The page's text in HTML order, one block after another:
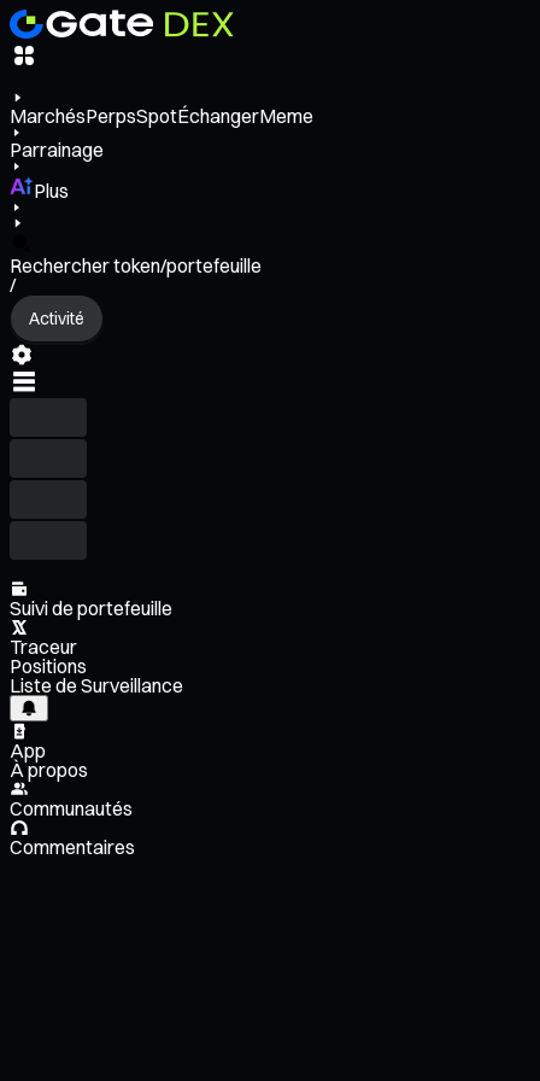
MarchésPerpsSpotÉchangerMeme
Parrainage
Plus
Rechercher token/portefeuille
/
Activité
Suivi de portefeuille
Traceur
Positions
Liste de Surveillance
App
À propos
Communautés
Commentaires